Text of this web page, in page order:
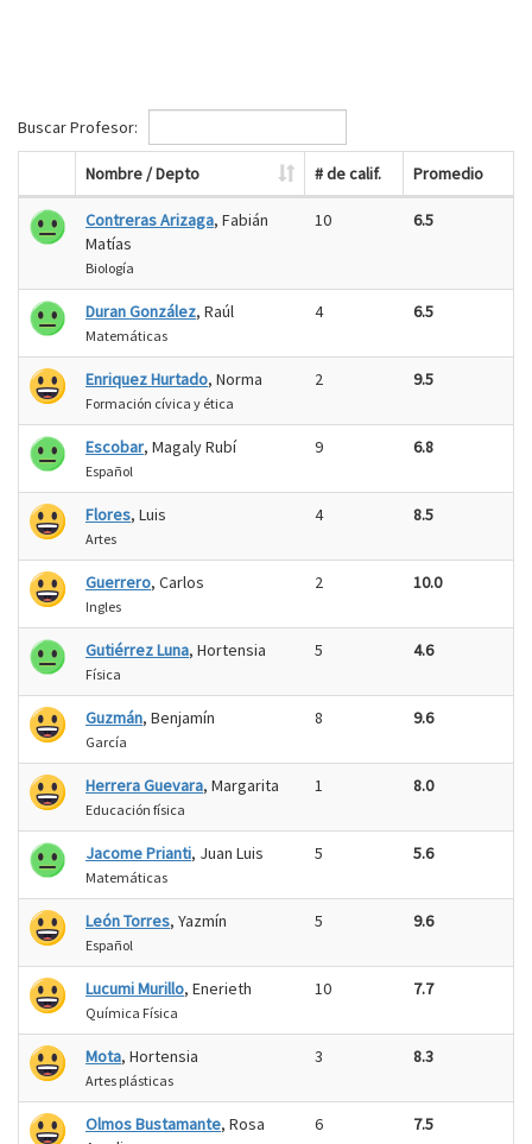
Buscar Profesor:
Nombre / Depto # de calif. Promedio
Contreras Arizaga, Fabián
Matías
Biología
10 6.5
Duran González, Raúl
Matemáticas
4 6.5
Enriquez Hurtado, Norma
Formación cívica y ética
2 9.5
Escobar, Magaly Rubí
Español
9 6.8
Flores, Luis
Artes
4 8.5
Guerrero, Carlos
Ingles
2 10.0
Gutiérrez Luna, Hortensia
Física
5 4.6
Guzmán, Benjamín
García
8 9.6
Herrera Guevara, Margarita
Educación física
1 8.0
Jacome Prianti, Juan Luis
Matemáticas
5 5.6
León Torres, Yazmín
Español
5 9.6
Lucumi Murillo, Enerieth
Química Física
10 7.7
Mota, Hortensia
Artes plásticas
3 8.3
Olmos Bustamante, Rosa
6 7.5